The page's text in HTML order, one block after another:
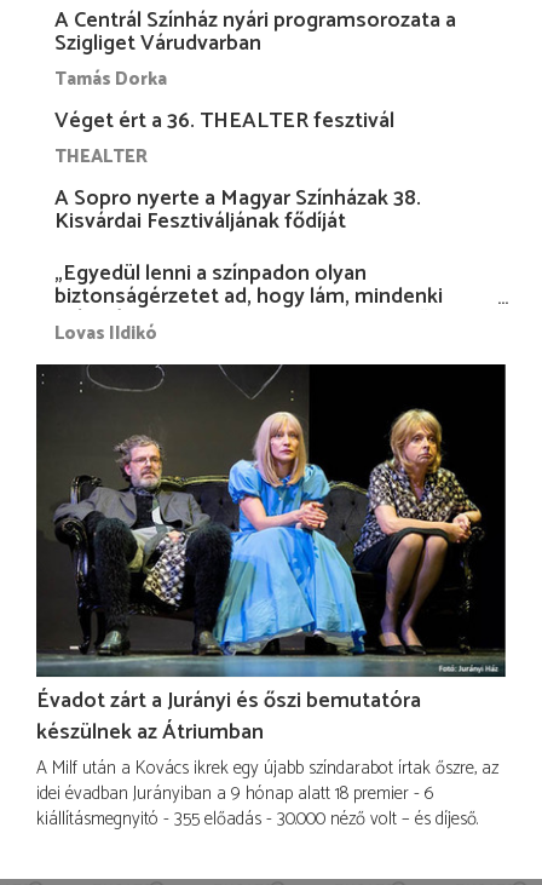
A Centrál Színház nyári programsorozata a
Szigliget Várudvarban
Tamás Dorka
Véget ért a 36. THEALTER fesztivál
THEALTER
A Sopro nyerte a Magyar Színházak 38.
Kisvárdai Fesztiváljának fődíját
„Egyedül lenni a színpadon olyan
biztonságérzetet ad, hogy lám, mindenki
más nélkül is megvagyok magammal…”
Lovas Ildikó
Évadot zárt a Jurányi és őszi bemutatóra
készülnek az Átriumban
A Milf után a Kovács ikrek egy újabb színdarabot írtak őszre, az
idei évadban Jurányiban a 9 hónap alatt 18 premier - 6
kiállításmegnyitó - 355 előadás - 30.000 néző volt – és díjeső.